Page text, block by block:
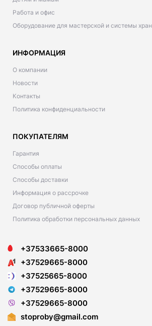
Работа и офис
Оборудование для мастерской и системы
ИНФОРМАЦИЯ
О компании
Новости
Контакты
Политика конфиденциальности
ПОКУПАТЕЛЯМ
Гарантия
Способы оплаты
Способы доставки
Информация о рассрочке
Договор публичной оферты
Политика обработки персональных данных
+37533665-8000
+37529665-8000
+37525665-8000
+37529665-8000
+37529665-8000
stoproby@gmail.com